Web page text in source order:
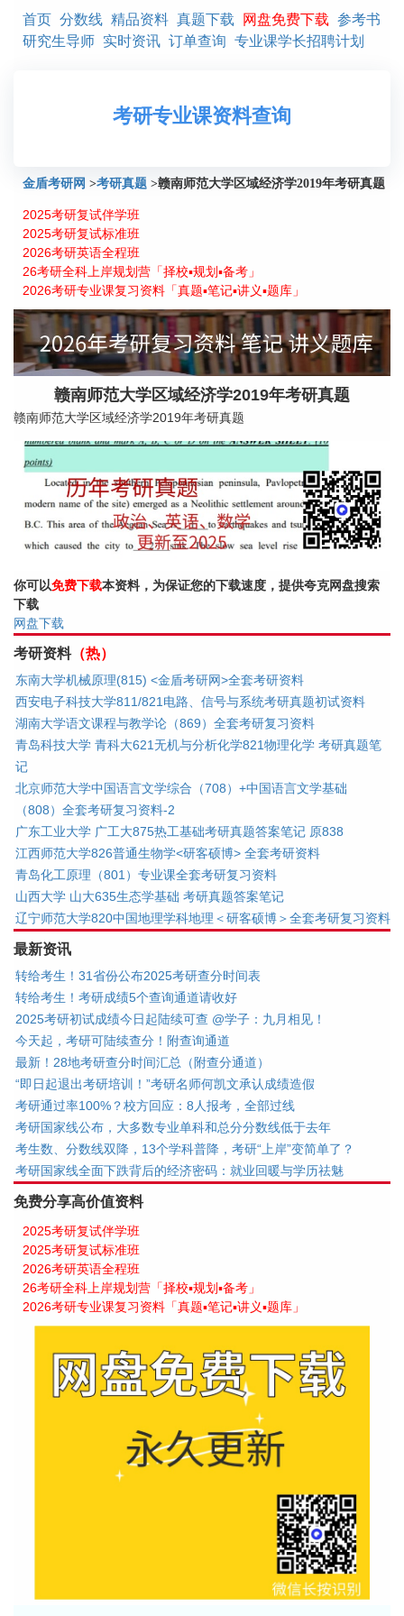
首页 分数线 精品资料 真题下载 网盘免费下载 参考书
研究生导师 实时资讯 订单查询 专业课学长招聘计划
考研专业课资料查询
金盾考研网 >考研真题 >赣南师范大学区域经济学2019年考研真题
2025考研复试伴学班
2025考研复试标准班
2026考研英语全程班
26考研全科上岸规划营「择校▪规划▪备考」
2026考研专业课复习资料「真题▪笔记▪讲义▪题库」
赣南师范大学区域经济学2019年考研真题
赣南师范大学区域经济学2019年考研真题
你可以免费下载本资料，为保证您的下载速度，提供夸克网盘搜索
下载
网盘下载
考研资料（热）
东南大学机械原理(815) <金盾考研网>全套考研资料
西安电子科技大学811/821电路、信号与系统考研真题初试资料
湖南大学语文课程与教学论（869）全套考研复习资料
青岛科技大学 青科大621无机与分析化学821物理化学 考研真题笔
记
北京师范大学中国语言文学综合（708）+中国语言文学基础
（808）全套考研复习资料-2
广东工业大学 广工大875热工基础考研真题答案笔记 原838
江西师范大学826普通生物学<研客硕博> 全套考研资料
青岛化工原理（801）专业课全套考研复习资料
山西大学 山大635生态学基础 考研真题答案笔记
辽宁师范大学820中国地理学科地理＜研客硕博＞全套考研复习资料
最新资讯
转给考生！31省份公布2025考研查分时间表
转给考生！考研成绩5个查询通道请收好
2025考研初试成绩今日起陆续可查 @学子：九月相见！
今天起，考研可陆续查分！附查询通道
最新！28地考研查分时间汇总（附查分通道）
“即日起退出考研培训！”考研名师何凯文承认成绩造假
考研通过率100%？校方回应：8人报考，全部过线
考研国家线公布，大多数专业单科和总分分数线低于去年
考生数、分数线双降，13个学科普降，考研“上岸”变简单了？
考研国家线全面下跌背后的经济密码：就业回暖与学历祛魅
免费分享高价值资料
2025考研复试伴学班
2025考研复试标准班
2026考研英语全程班
26考研全科上岸规划营「择校▪规划▪备考」
2026考研专业课复习资料「真题▪笔记▪讲义▪题库」